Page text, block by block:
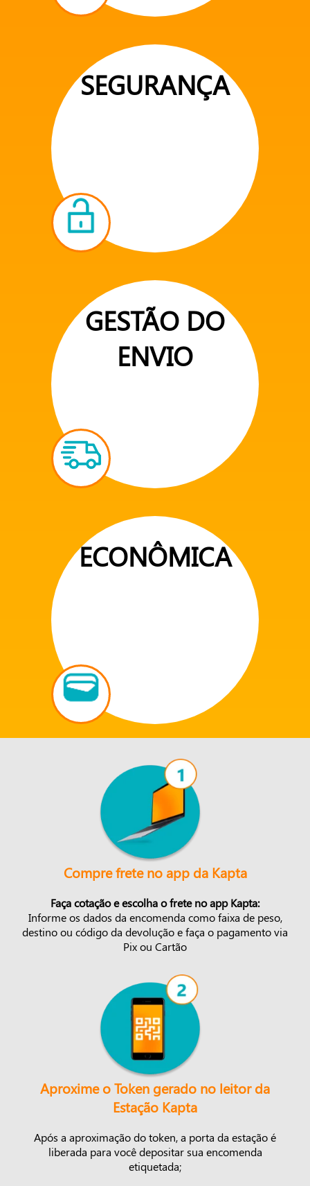
SEGURANÇA
GESTÃO DO
ENVIO
ECONÔMICA
Compre frete no app da Kapta
Faça cotação e escolha o frete no app Kapta:
Informe os dados da encomenda como faixa de peso,
destino ou código da devolução e faça o pagamento via
Pix ou Cartão
Aproxime o Token gerado no leitor da
Estação Kapta
Após a aproximação do token, a porta da estação é
liberada para você depositar sua encomenda
etiquetada;